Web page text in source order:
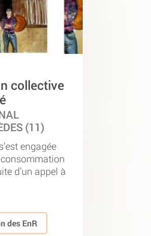
collective
(11)
engagée
d’un appel à
des EnR